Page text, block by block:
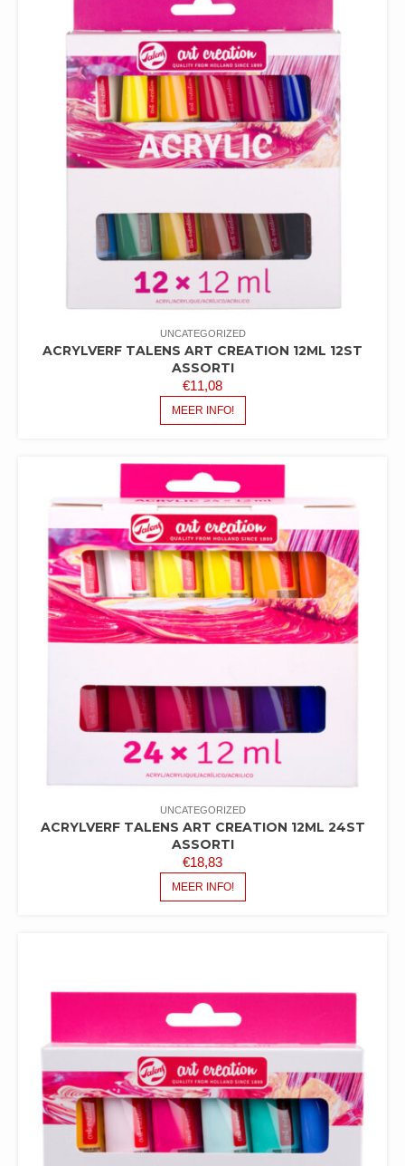
UNCATEGORIZED
ACRYLVERF TALENS ART CREATION 12ML 12ST
ASSORTI
€11,08
MEER INFO!
UNCATEGORIZED
ACRYLVERF TALENS ART CREATION 12ML 24ST
ASSORTI
€18,83
MEER INFO!